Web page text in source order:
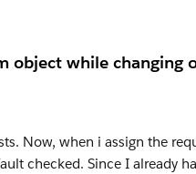
object while changing
Now, when i assign the
checked. Since I already